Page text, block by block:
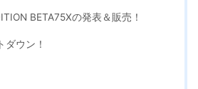
BETA75Xの発表＆販売！
ダウン！